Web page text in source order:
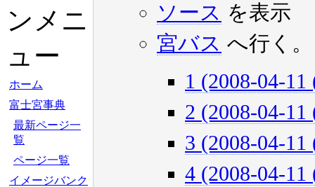
ンメニ
ュー
ホーム
富士宮事典
最新ページ一
覧
ページ一覧
イメージバンク
ソース を表示
宮バス へ行く。
1 (2008-04-
2 (2008-04-
3 (2008-04-
4 (2008-04-11